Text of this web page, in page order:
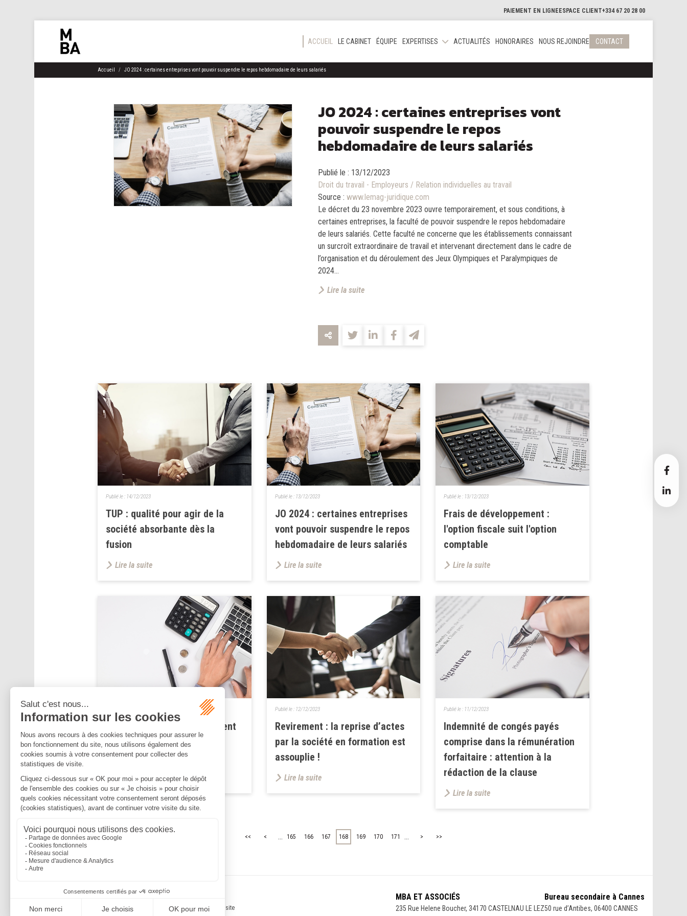
PAIEMENT EN LIGNE ESPACE CLIENT+334 67 20 28 00
ACCUEIL LE CABINET ÉQUIPE EXPERTISES ACTUALITÉS HONORAIRES NOUS REJOINDRE CONTACT
Accueil JO 2024 : certaines entreprises vont pouvoir suspendre le repos hebdomadaire de leurs salariés
JO 2024 : certaines entreprises vont
pouvoir suspendre le repos
hebdomadaire de leurs salariés
Publié le : 13/12/2023
Droit du travail - Employeurs / Relation individuelles au travail
Source : www.lemag-juridique.com
Le décret du 23 novembre 2023 ouvre temporairement, et sous conditions, à
certaines entreprises, la faculté de pouvoir suspendre le repos hebdomadaire
de leurs salariés. Cette faculté ne concerne que les établissements connaissant
un surcroît extraordinaire de travail et intervenant directement dans le cadre de
l’organisation et du déroulement des Jeux Olympiques et Paralympiques de
2024...
Lire la suite
TUP : qualité pour agir de la
société absorbante dès la
fusion
Publié le : 14/12/2023
Lire la suite
JO 2024 : certaines entreprises
vont pouvoir suspendre le repos
hebdomadaire de leurs salariés
Publié le : 13/12/2023
Lire la suite
Frais de développement :
l'option fiscale suit l'option
comptable
Publié le : 13/12/2023
Lire la suite
CFE : des facilités de paiement
en raison des catastrophes
climatiques
Lire la suite
Revirement : la reprise d’actes
par la société en formation est
assouplie !
Publié le : 12/12/2023
Lire la suite
Indemnité de congés payés
comprise dans la rémunération
forfaitaire : attention à la
rédaction de la clause
Publié le : 11/12/2023
Lire la suite
<< < ... 165 166 167 168 169 170 171 ... > >>
Mentions légales Politique de confidentialité Politique de cookiesPlan du site
MBA ET ASSOCIÉS
235 Rue Helene Boucher, 34170 CASTELNAU LE LEZ
Bureau secondaire à Cannes
50 rue d’Antibes, 06400 CANNES